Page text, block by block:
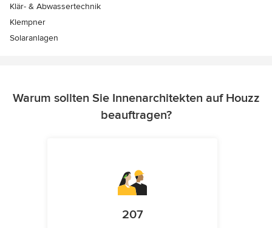
Klär- & Abwassertechnik
Klempner
Solaranlagen
Warum sollten Sie Innenarchitekten auf Houzz
beauftragen?
207